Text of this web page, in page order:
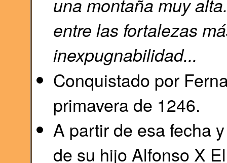
una montaña muy
entre las fortalezas
inexpugnabilidad...
Conquistado por
primavera de 1246.
A partir de esa fecha
de su hijo Alfonso X